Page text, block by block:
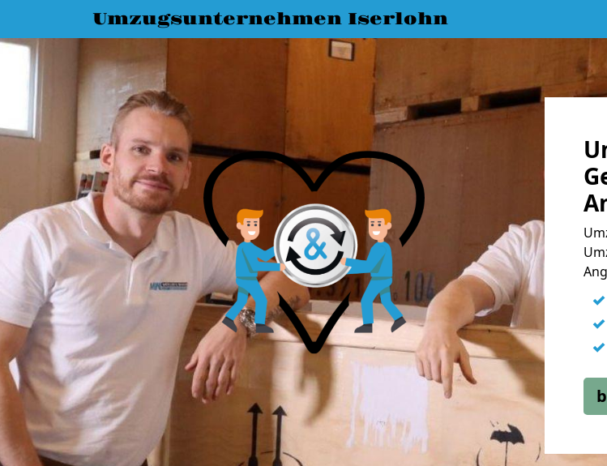
Umzugsunternehmen Iserlohn
✓
✓
✓